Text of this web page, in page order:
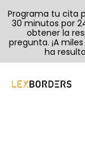
TikTok
Programa tu cita
30 minutos por
obtener la
pregunta. ¡A
ha